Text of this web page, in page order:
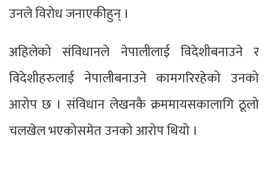
उनले विरोध जनाएकीहुन् ।
अहिलेको संविधानले नेपालीलाई विदेशीबनाउने र
विदेशीहरुलाई नेपालीबनाउने कामगरिरहेको उनको
आरोप छ । संविधान लेखनकै क्रममायसकालागि ठूलो
चलखेल भएकोसमेत उनको आरोप थियो ।